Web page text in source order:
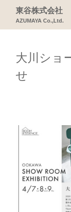
東谷株式会社
AZUMAYA Co.,Ltd.
大川ショ
せ